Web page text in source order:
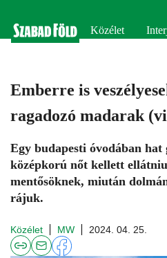
Közélet
Emberre is
ragadozó madarak
Egy budapesti óvodában hat
középkorú nőt kellett
mentősöknek, miután
rájuk.
Közélet MW 2024. 04. 25.